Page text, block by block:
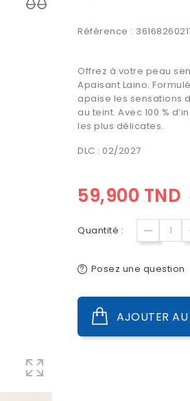
Référence :
Offrez à votre peau
Apaisant Laino.
apaise les sensations
au teint. Avec 100 %
les plus délicates.
DLC : 02/2027
59,900 TND
Quantité :
Posez une question
AJOUTER AU